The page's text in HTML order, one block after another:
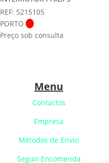
REF: 5215105
PORTO
Preço sob consulta
Menu
Contactos
Empresa
Métodos de Envio
Seguir Encomenda